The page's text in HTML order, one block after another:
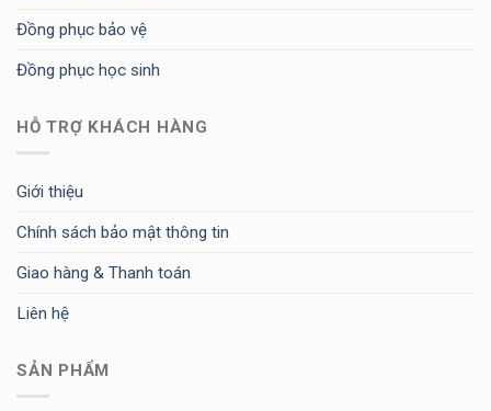
Đồng phục bảo vệ
Đồng phục học sinh
HỖ TRỢ KHÁCH HÀNG
Giới thiệu
Chính sách bảo mật thông tin
Giao hàng & Thanh toán
Liên hệ
SẢN PHẨM